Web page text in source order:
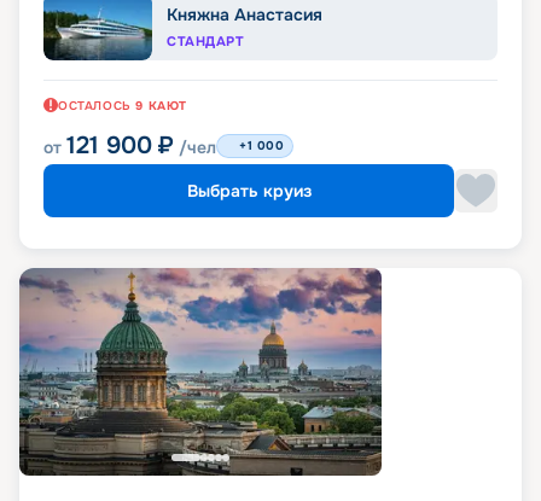
Княжна Анастасия
СТАНДАРТ
ОСТАЛОСЬ 9 КАЮТ
от 121 900 ₽ /чел +1 000
Выбрать круиз